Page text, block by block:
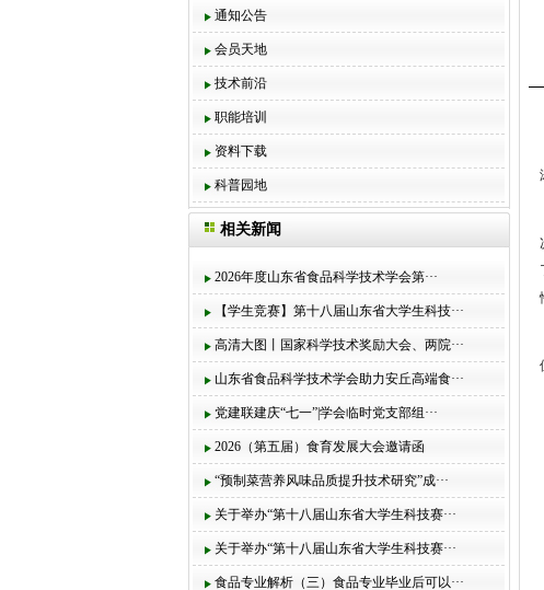
通知公告
会员天地
技术前沿
职能培训
资料下载
科普园地
相关新闻
2026年度山东省食品科学技术学会第···
【学生竞赛】第十八届山东省大学生科技···
高清大图丨国家科学技术奖励大会、两院···
山东省食品科学技术学会助力安丘高端食···
党建联建庆“七一”|学会临时党支部组···
2026（第五届）食育发展大会邀请函
“预制菜营养风味品质提升技术研究”成···
关于举办“第十八届山东省大学生科技赛···
关于举办“第十八届山东省大学生科技赛···
食品专业解析（三）食品专业毕业后可以···